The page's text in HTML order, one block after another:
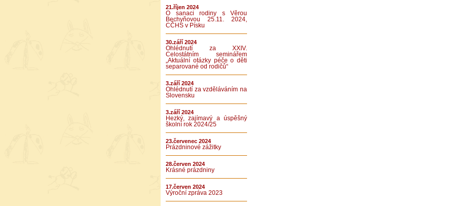
21.říjen 2024
O sanaci rodiny s Věrou
Bechyňovou 25.11. 2024,
CČHS v Písku
30.září 2024
Ohlédnutí za XXIV.
Celostátním seminářem
„Aktuální otázky péče o děti
separované od rodičů“
3.září 2024
Ohlédnutí za vzděláváním na
Slovensku
3.září 2024
Hezký, zajímavý a úspěšný
školní rok 2024/25
23.červenec 2024
Prázdninové zážitky
28.červen 2024
Krásné prázdniny
17.červen 2024
Výroční zpráva 2023